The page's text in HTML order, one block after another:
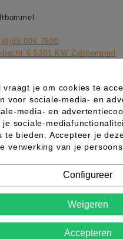
006 7600
6 5301 KW Zaltbommel
vrijdag van 09:00 tot 17:00
09:00 tot 13:00
worden de gehele dag
vraagt je om cookies te
voor sociale-media- en
media- en
je sociale-
te bieden. Accepteer je
verwerking van je
Configureer
Weigeren
Accepteren